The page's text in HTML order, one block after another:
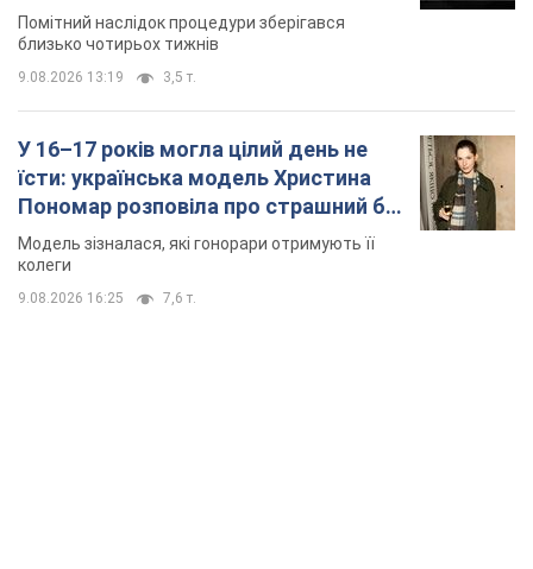
місяць
Помітний наслідок процедури зберігався
близько чотирьох тижнів
9.08.2026 13:19 3,5 т.
У 16–17 років могла цілий день не
їсти: українська модель Христина
Пономар розповіла про страшний бік
модельної кар’єри
Модель зізналася, які гонорари отримують її
колеги
9.08.2026 16:25 7,6 т.